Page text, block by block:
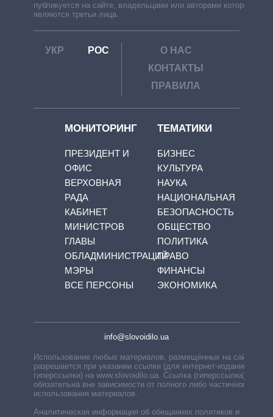
публикуется на сайте, владельцами или авторами которой
являются третьи лица.
УКР РОС
О НАС
КОНТАКТЫ
ПРАВИЛА
МОНИТОРИНГ
ПРЕЗИДЕНТ И
ОФИС
ВЕРХОВНАЯ
РАДА
КАБИНЕТ
МИНИСТРОВ
ГЛАВЫ
ОБЛАДМИНИСТРАЦИЙ
МЭРЫ
ВСЕ ПЕРСОНЫ
ТЕМАТИКИ
БИЗНЕС
КУЛЬТУРА
НАУКА
НАЦИОНАЛЬНАЯ
БЕЗОПАСНОСТЬ
ОБЩЕСТВО
ПОЛИТИКА
ПРАВО
ФИНАНСЫ
ЭКОНОМИКА
info@slovoidilo.ua
Использование любых материалов, размещённых на сайте,
разрешается при указании ссылки (для интернет-изданий —
гиперссылки) на www.slovoidilo.ua. Ссылка (гиперссылка)
обязательна вне зависимости от полного либо частичного
использования материалов.
Аналитическая информация об обещаниях политиков и